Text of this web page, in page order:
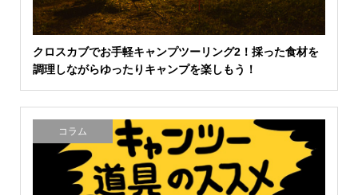
クロスカブでお手軽キャンプツーリング2！採った食材を
調理しながらゆったりキャンプを楽しもう！
コラム